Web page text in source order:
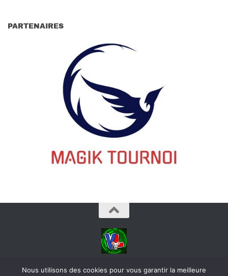
PARTENAIRES
videoludos © 2026. Tous droits réservés.
Nous utilisons des cookies pour vous garantir la meilleure